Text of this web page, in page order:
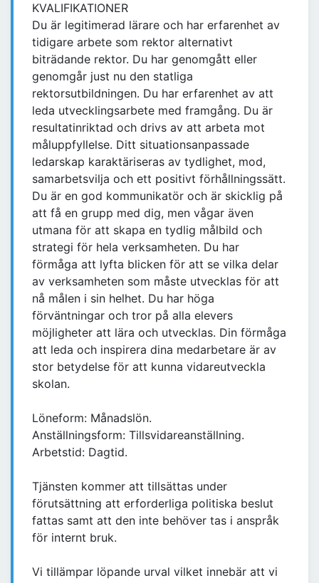
KVALIFIKATIONER
Du är legitimerad lärare och har erfarenhet av
tidigare arbete som rektor alternativt
biträdande rektor. Du har genomgått eller
genomgår just nu den statliga
rektorsutbildningen. Du har erfarenhet av att
leda utvecklingsarbete med framgång. Du är
resultatinriktad och drivs av att arbeta mot
måluppfyllelse. Ditt situationsanpassade
ledarskap karaktäriseras av tydlighet, mod,
samarbetsvilja och ett positivt förhållningssätt.
Du är en god kommunikatör och är skicklig på
att få en grupp med dig, men vågar även
utmana för att skapa en tydlig målbild och
strategi för hela verksamheten. Du har
förmåga att lyfta blicken för att se vilka delar
av verksamheten som måste utvecklas för att
nå målen i sin helhet. Du har höga
förväntningar och tror på alla elevers
möjligheter att lära och utvecklas. Din förmåga
att leda och inspirera dina medarbetare är av
stor betydelse för att kunna vidareutveckla
skolan.
Löneform: Månadslön.
Anställningsform: Tillsvidareanställning.
Arbetstid: Dagtid.
Tjänsten kommer att tillsättas under
förutsättning att erforderliga politiska beslut
fattas samt att den inte behöver tas i anspråk
för internt bruk.
Vi tillämpar löpande urval vilket innebär att vi